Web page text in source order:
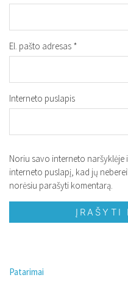
El. pašto adresas *
Interneto puslapis
Noriu savo interneto naršyklėje
interneto puslapį, kad jų
norėsiu parašyti komentarą.
Patarimai